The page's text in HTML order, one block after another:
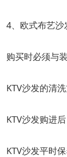
4、欧式布艺沙
购买时必须与
KTV沙发的清洗
KTV沙发购进
KTV沙发平时